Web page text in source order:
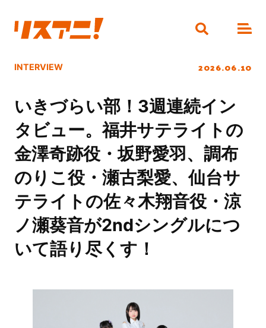
INTERVIEW 2026.06.10
いきづらい部！3週連続イン
タビュー。福井サテライトの
金澤奇跡役・坂野愛羽、調布
のりこ役・瀬古梨愛、仙台サ
テライトの佐々木翔音役・涼
ノ瀬葵音が2ndシングルにつ
いて語り尽くす！